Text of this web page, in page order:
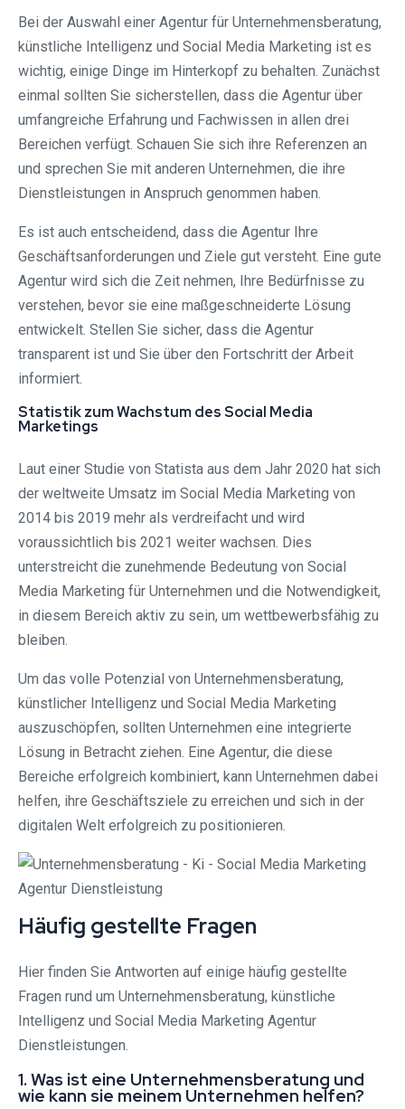
Bei der Auswahl einer Agentur für Unternehmensberatung,
künstliche Intelligenz und Social Media Marketing ist es
wichtig, einige Dinge im Hinterkopf zu behalten. Zunächst
einmal sollten Sie sicherstellen, dass die Agentur über
umfangreiche Erfahrung und Fachwissen in allen drei
Bereichen verfügt. Schauen Sie sich ihre Referenzen an
und sprechen Sie mit anderen Unternehmen, die ihre
Dienstleistungen in Anspruch genommen haben.
Es ist auch entscheidend, dass die Agentur Ihre
Geschäftsanforderungen und Ziele gut versteht. Eine gute
Agentur wird sich die Zeit nehmen, Ihre Bedürfnisse zu
verstehen, bevor sie eine maßgeschneiderte Lösung
entwickelt. Stellen Sie sicher, dass die Agentur
transparent ist und Sie über den Fortschritt der Arbeit
informiert.
Statistik zum Wachstum des Social Media
Marketings
Laut einer Studie von Statista aus dem Jahr 2020 hat sich
der weltweite Umsatz im Social Media Marketing von
2014 bis 2019 mehr als verdreifacht und wird
voraussichtlich bis 2021 weiter wachsen. Dies
unterstreicht die zunehmende Bedeutung von Social
Media Marketing für Unternehmen und die Notwendigkeit,
in diesem Bereich aktiv zu sein, um wettbewerbsfähig zu
bleiben.
Um das volle Potenzial von Unternehmensberatung,
künstlicher Intelligenz und Social Media Marketing
auszuschöpfen, sollten Unternehmen eine integrierte
Lösung in Betracht ziehen. Eine Agentur, die diese
Bereiche erfolgreich kombiniert, kann Unternehmen dabei
helfen, ihre Geschäftsziele zu erreichen und sich in der
digitalen Welt erfolgreich zu positionieren.
Häufig gestellte Fragen
Hier finden Sie Antworten auf einige häufig gestellte
Fragen rund um Unternehmensberatung, künstliche
Intelligenz und Social Media Marketing Agentur
Dienstleistungen.
1. Was ist eine Unternehmensberatung und
wie kann sie meinem Unternehmen helfen?